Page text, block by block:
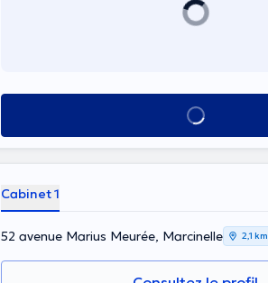
Voir tout
Cabinet 1
52 avenue Marius Meurée, Marcinelle 2,1 km